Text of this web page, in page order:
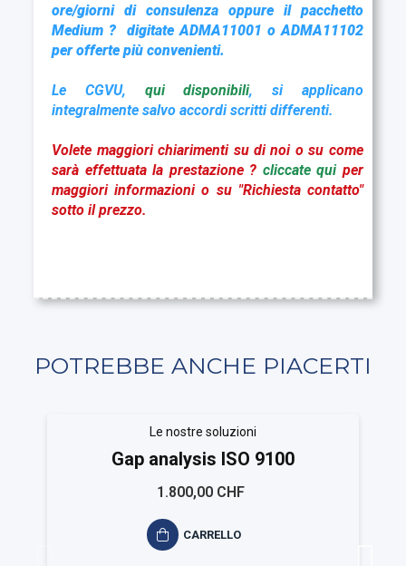
ore/giorni di consulenza oppure il pacchetto
Medium ? digitate ADMA11001 o ADMA11102
per offerte più convenienti.
Le CGVU, qui disponibili, si applicano
integralmente salvo accordi scritti differenti.
Volete maggiori chiarimenti su di noi o su come
sarà effettuata la prestazione ? cliccate qui per
maggiori informazioni o su "Richiesta contatto"
sotto il prezzo.
POTREBBE ANCHE PIACERTI
Le nostre soluzioni
Gap analysis ISO 9100
1.800,00 CHF
CARRELLO